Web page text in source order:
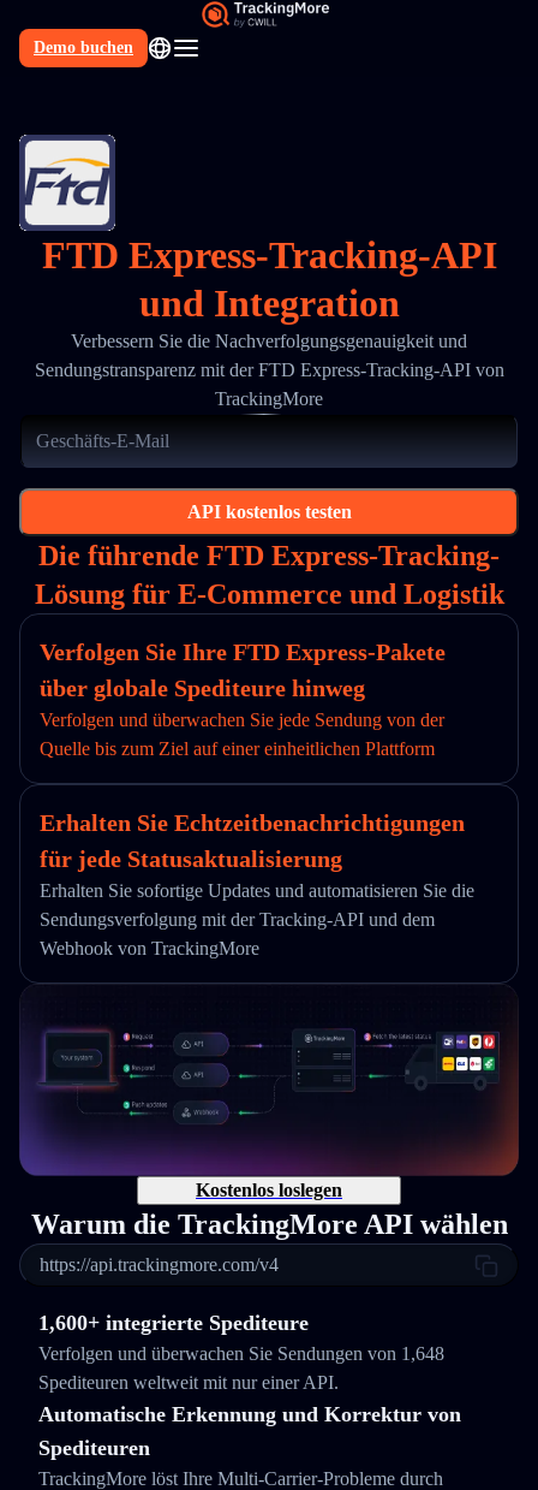
Demo buchen
FTD Express-Tracking-API
und Integration
Verbessern Sie die Nachverfolgungsgenauigkeit und
Sendungstransparenz mit der FTD Express-Tracking-API von
TrackingMore
API kostenlos testen
Die führende FTD Express-Tracking-
Lösung für E-Commerce und Logistik
Verfolgen Sie Ihre FTD Express-Pakete
über globale Spediteure hinweg
Verfolgen und überwachen Sie jede Sendung von der
Quelle bis zum Ziel auf einer einheitlichen Plattform
Erhalten Sie Echtzeitbenachrichtigungen
für jede Statusaktualisierung
Erhalten Sie sofortige Updates und automatisieren Sie die
Sendungsverfolgung mit der Tracking-API und dem
Webhook von TrackingMore
Kostenlos loslegen
Warum die TrackingMore API wählen
https://api.trackingmore.com/v4
1,600+ integrierte Spediteure
Verfolgen und überwachen Sie Sendungen von 1,648
Spediteuren weltweit mit nur einer API.
Automatische Erkennung und Korrektur von
Spediteuren
TrackingMore löst Ihre Multi-Carrier-Probleme durch